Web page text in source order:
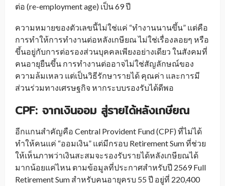
ต่อ (re-employment age) เป็น 69 ปี
ความหมายของตัวเลขนี้ไม่ใช่แค่ “ทำงานนานขึ้น” แต่คือ
การทำให้การทำงานต่อหลังเกษียณ ไม่ใช่เรื่องลอยๆ หรือ
ขึ้นอยู่กับการต่อรองส่วนบุคคลเพียงอย่างเดียว ในสังคมที่
คนอายุยืนขึ้น การทำงานต่ออาจไม่ใช่สัญลักษณ์ของ
ความล้มเหลว แต่เป็นวิธีรักษารายได้ คุณค่า และการมี
ส่วนร่วมทางเศรษฐกิจ หากระบบรองรับได้ดีพอ
CPF: จากเงินออม สู่รายได้หลังเกษียณ
อีกแกนสำคัญคือ Central Provident Fund (CPF) ที่ไม่ได้
ทำให้คนแค่ “ออมเงิน” แต่มีกรอบ Retirement Sum ที่ช่วย
ให้เห็นภาพว่าเงินสะสมจะรองรับรายได้หลังเกษียณได้
มากน้อยแค่ไหน ตามข้อมูลที่ประกาศสำหรับปี 2569 Full
Retirement Sum สำหรับคนอายุครบ 55 ปี อยู่ที่ 220,400